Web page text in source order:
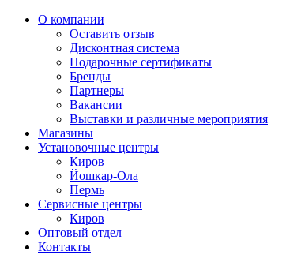
О компании
Оставить отзыв
Дисконтная система
Подарочные сертификаты
Бренды
Партнеры
Вакансии
Выставки и различные мероприятия
Магазины
Установочные центры
Киров
Йошкар-Ола
Пермь
Сервисные центры
Киров
Оптовый отдел
Контакты